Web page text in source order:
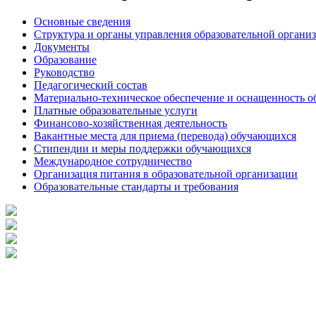
Основные сведения
Структура и органы управления образовательной
Документы
Образование
Руководство
Педагогический состав
Материально-техническое обеспечение и оснащенность
Платные образовательные услуги
Финансово-хозяйственная деятельность
Вакантные места для приема (перевода) обучающихся
Стипендии и меры поддержки обучающихся
Международное сотрудничество
Организация питания в образовательной организации
Образовательные стандарты и требования